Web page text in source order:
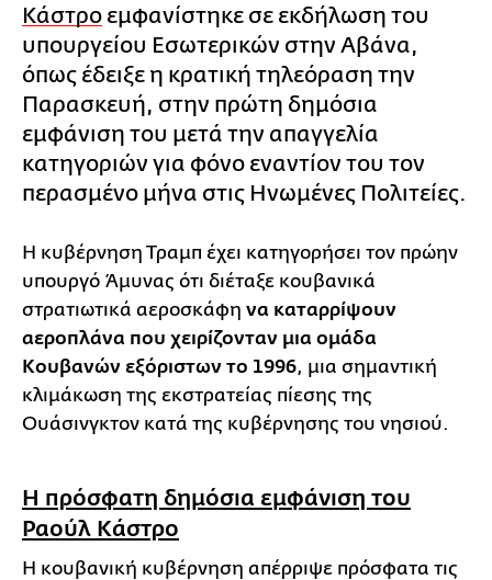
Κάστρο εμφανίστηκε σε εκδήλωση του
υπουργείου Εσωτερικών στην Αβάνα,
όπως έδειξε η κρατική τηλεόραση την
Παρασκευή, στην πρώτη δημόσια
εμφάνιση του μετά την απαγγελία
κατηγοριών για φόνο εναντίον του τον
περασμένο μήνα στις Ηνωμένες Πολιτείες.
Η κυβέρνηση Τραμπ έχει κατηγορήσει τον πρώην
υπουργό Άμυνας ότι διέταξε κουβανικά
στρατιωτικά αεροσκάφη να καταρρίψουν
αεροπλάνα που χειρίζονταν μια ομάδα
Κουβανών εξόριστων το 1996, μια σημαντική
κλιμάκωση της εκστρατείας πίεσης της
Ουάσινγκτον κατά της κυβέρνησης του νησιού.
Η πρόσφατη δημόσια εμφάνιση του
Ραούλ Κάστρο
Η κουβανική κυβέρνηση απέρριψε πρόσφατα τις